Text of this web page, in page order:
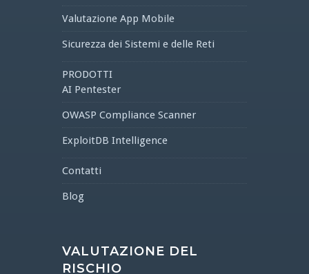
Valutazione App Mobile
Sicurezza dei Sistemi e delle Reti
PRODOTTI
AI Pentester
OWASP Compliance Scanner
ExploitDB Intelligence
Contatti
Blog
VALUTAZIONE DEL
RISCHIO